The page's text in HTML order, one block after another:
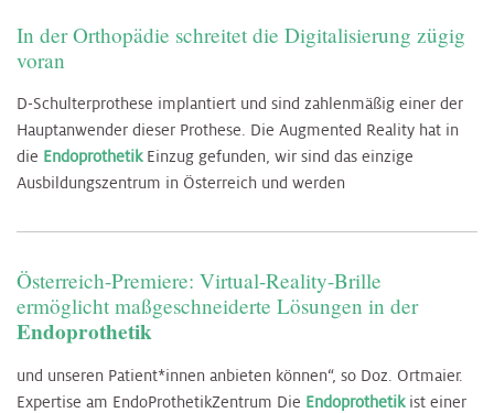
In der Orthopädie schreitet die Digitalisierung zügig
voran
D-Schulterprothese implantiert und sind zahlenmäßig einer der
Hauptanwender dieser Prothese. Die Augmented Reality hat in
die EndoprothetikEinzug gefunden, wir sind das einzige
Ausbildungszentrum in Österreich und werden
Österreich-Premiere: Virtual-Reality-Brille
ermöglicht maßgeschneiderte Lösungen in der
Endoprothetik
und unseren Patient*innen anbieten können“, so Doz. Ortmaier.
Expertise am EndoProthetikZentrum Die Endoprothetikist einer